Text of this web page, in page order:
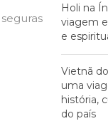
Holi na
viagem
e
Vietnã
uma
história,
do país